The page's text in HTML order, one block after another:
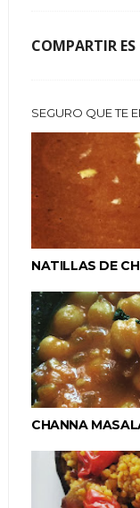
COMPARTIR
SEGURO QUE TE
NATILLAS DE
CHANNA